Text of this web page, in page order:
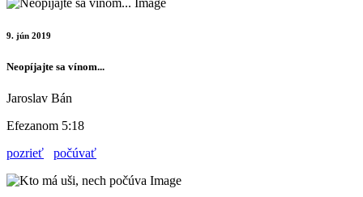
9. jún 2019
Neopíjajte sa vínom...
Jaroslav Bán
Efezanom 5:18
pozrieť
počúvať